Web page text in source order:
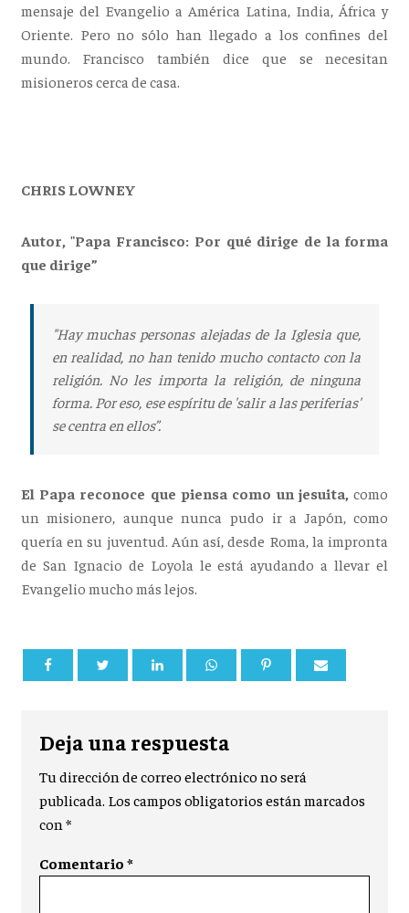
mensaje del Evangelio a América Latina, India, África y
Oriente. Pero no sólo han llegado a los confines del
mundo. Francisco también dice que se necesitan
misioneros cerca de casa.
CHRIS LOWNEY
Autor, "Papa Francisco: Por qué dirige de la forma
que dirige”
"Hay muchas personas alejadas de la Iglesia que,
en realidad, no han tenido mucho contacto con la
religión. No les importa la religión, de ninguna
forma. Por eso, ese espíritu de 'salir a las periferias'
se centra en ellos”.
El Papa reconoce que piensa como un jesuita, como
un misionero, aunque nunca pudo ir a Japón, como
quería en su juventud. Aún así, desde Roma, la impronta
de San Ignacio de Loyola le está ayudando a llevar el
Evangelio mucho más lejos.
Deja una respuesta
Tu dirección de correo electrónico no será
publicada. Los campos obligatorios están marcados
con*
Comentario*